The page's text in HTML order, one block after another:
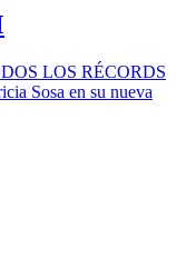
LOS RÉCORDS
Sosa en su nueva